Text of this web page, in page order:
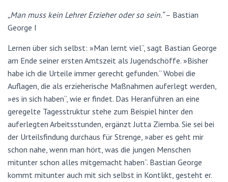
„Man muss kein Lehrer Erzieher oder so sein.“– Bastian
George I
Lernen über sich selbst: »Man lernt viel“, sagt Bastian George
am Ende seiner ersten Amtszeit als Jugendschöffe. »Bisher
habe ich die Urteile immer gerecht gefunden.“ Wobei die
Auflagen, die als erzieherische Maßnahmen auferlegt werden,
»es in sich haben“, wie er findet. Das Heranführen an eine
geregelte Tagesstruktur stehe zum Beispiel hinter den
auferlegten Arbeitsstunden, ergänzt Jutta Ziemba. Sie sei bei
der Urteilsfindung durchaus für Strenge, »aber es geht mir
schon nahe, wenn man hört, was die jungen Menschen
mitunter schon alles mitgemacht haben“. Bastian George
kommt mitunter auch mit sich selbst in Kontlikt, gesteht er.